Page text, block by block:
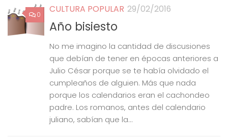
0 CULTURA POPULAR 29/02/2016
Año bisiesto
No me imagino la cantidad de discusiones
que debían de tener en épocas anteriores a
Julio César porque se te había olvidado el
cumpleaños de alguien. Más que nada
porque los calendarios eran el cachondeo
padre. Los romanos, antes del calendario
juliano, sabían que la...